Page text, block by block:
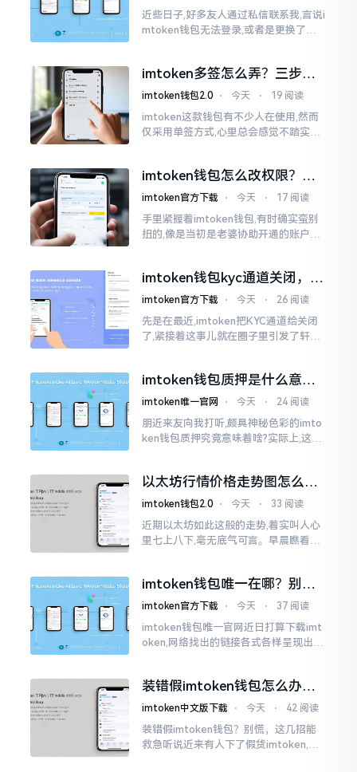
近些日子,好多友人通过私信联系我,言说i
mtoken钱包无法登录,或者是更换了手
imtoken多签怎么弄？三步搞
定，资产更安全
imtoken钱包2.0 ⋅ 今天 ⋅ 19 阅读
imtoken这款钱包有不少人在使用,然而
仅采用单签方式,心里总会感觉不踏实。
上就是给资产增添一道保障
imtoken钱包怎么改权限？老
用户手把手教你换主人
imtoken官方下载 ⋅ 今天 ⋅ 17 阅读
手里紧握着imtoken钱包,有时确实蛮别
扭的,像是当初是老婆协助开通的账户呢,
imtoken钱包kyc通道关闭，你
的资产咋办？
imtoken官方下载 ⋅ 今天 ⋅ 26 阅读
先是在最近,imtoken把KYC通道给关闭
了,紧接着这事儿就在圈子里引发了轩然
imtoken钱包质押是什么意
思？一文讲透
imtoken唯一官网 ⋅ 今天 ⋅ 24 阅读
朋近来友向我打听,颇具神秘色彩的imto
ken钱包质押究竟意味着啥?实际上,这一
以太坊行情价格走势图怎么看
才不亏钱
imtoken钱包2.0 ⋅ 今天 ⋅ 33 阅读
近期以太坊如此这般的走势,着实叫人心
里七上八下,毫无底气可言。早晨瞧看之
得让人心里直冒慌意。
imtoken钱包唯一在哪？别乱
点，小心假网站
imtoken官方下载 ⋅ 今天 ⋅ 37 阅读
imtoken钱包唯一官网近日打算下载imt
oken,网络找出的链接各式各样呈现出乱
直忐忑不安。我折腾了好些日子
装错假imtoken钱包怎么办？
别慌，快卸载，这几招能救急
imtoken中文版下载 ⋅ 今天 ⋅ 42 阅读
装错假imtoken钱包？别慌，这几招能
救急听说近来有人下了假货imtoken,心